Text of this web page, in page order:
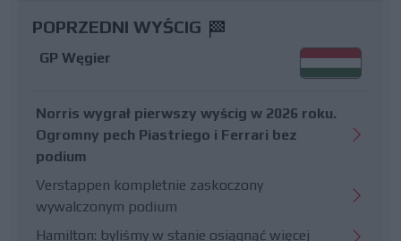
POPRZEDNI WYŚCIG
GP Węgier
Norris wygrał pierwszy wyścig w 2026 roku.
Ogromny pech Piastriego i Ferrari bez
podium
Verstappen kompletnie zaskoczony
wywalczonym podium
Hamilton: byliśmy w stanie osiągnąć więcej